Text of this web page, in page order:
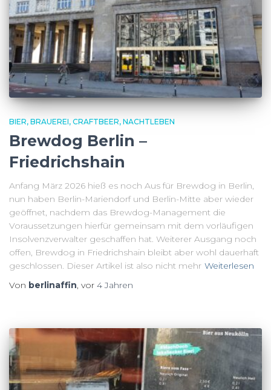
BIER BRAUEREI CRAFTBEER NACHTLEBEN
Brewdog Berlin –
Friedrichshain
Anfang März 2026 hieß es noch Aus für Brewdog in Berlin,
nun haben Berlin-Mariendorf und Berlin-Mitte aber wieder
geöffnet, nachdem das Brewdog-Management die
Voraussetzungen hierfür gemeinsam mit dem vorläufigen
Insolvenzverwalter geschaffen hat. Weiterer Ausgang noch
offen, Brewdog in Friedrichshain bleibt aber wohl dauerhaft
geschlossen. Dieser Artikel ist also nicht mehr Weiterlesen
Von berlinaffin, vor 4 Jahren